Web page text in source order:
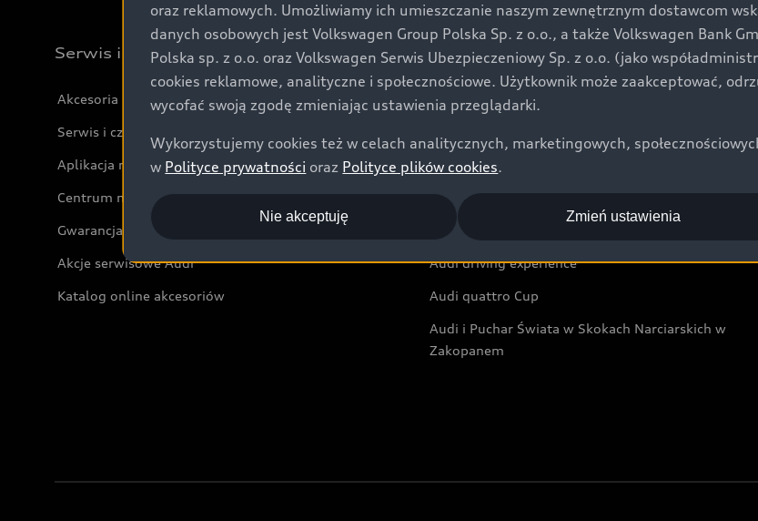
oraz reklamowych. Umożliwiamy ich umieszczanie naszym zewnętrznym dostawcom
danych osobowych jest Volkswagen Group Polska Sp. z o.o., a także Volkswagen Bank
Polska sp. z o.o. oraz Volkswagen Serwis Ubezpieczeniowy Sp. z o.o. (jako
cookies reklamowe, analityczne i społecznościowe. Użytkownik może zaakceptować,
wycofać swoją zgodę zmieniając ustawienia przeglądarki.
Wykorzystujemy cookies też w celach analitycznych, marketingowych,
w Polityce prywatności oraz Polityce plików cookies.
Nie akceptuję Zmień ustawienia
Serwis i akcesoria
Akcesoria
Serwis i części
Aplikacja myAudi i usługi cyfrowe
Centrum napraw powypadkowych
Gwarancja
Akcje serwisowe Audi
Katalog online akcesoriów
Świat Audi
Aktualności i historie postępu
Audi Nuvolari
Audi Sport Festiwal
Audi i Muzeum Sztuki Nowoczesnej w Warszawie
Audi driving experience
Audi quattro Cup
Audi i Puchar Świata w Skokach Narciarskich w
Zakopanem